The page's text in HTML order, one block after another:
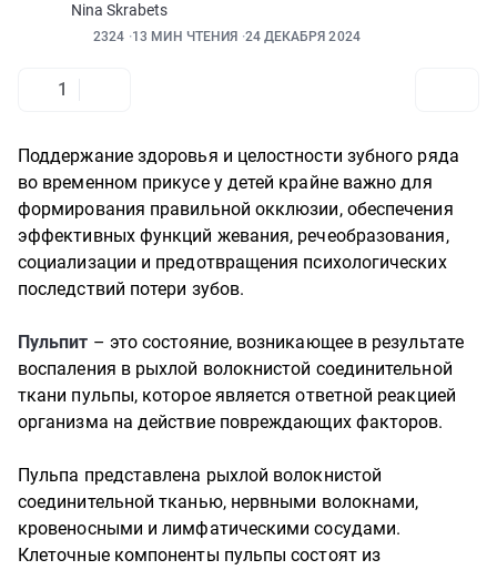
Nina Skrabets
2324 13 МИН ЧТЕНИЯ 24 ДЕКАБРЯ 2024
1
Поддержание здоровья и целостности зубного ряда
во временном прикусе у детей крайне важно для
формирования правильной окклюзии, обеспечения
эффективных функций жевания, речеобразования,
социализации и предотвращения психологических
последствий потери зубов.
Пульпит – это состояние, возникающее в результате
воспаления в рыхлой волокнистой соединительной
ткани пульпы, которое является ответной реакцией
организма на действие повреждающих факторов.
Пульпа представлена рыхлой волокнистой
соединительной тканью, нервными волокнами,
кровеносными и лимфатическими сосудами.
Клеточные компоненты пульпы состоят из